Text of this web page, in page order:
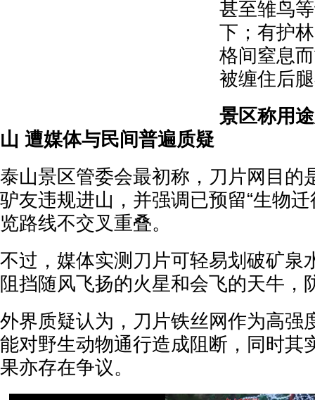
甚至雏鸟
下；有护
格间窒息
被缠住后
景区称用
山 遭媒体与民间普遍质疑
泰山景区管委会最初称，刀片网目的
驴友违规进山，并强调已预留“生物
览路线不交叉重叠。
不过，媒体实测刀片可轻易划破矿泉
阻挡随风飞扬的火星和会飞的天牛，
外界质疑认为，刀片铁丝网作为高强
能对野生动物通行造成阻断，同时其
果亦存在争议。